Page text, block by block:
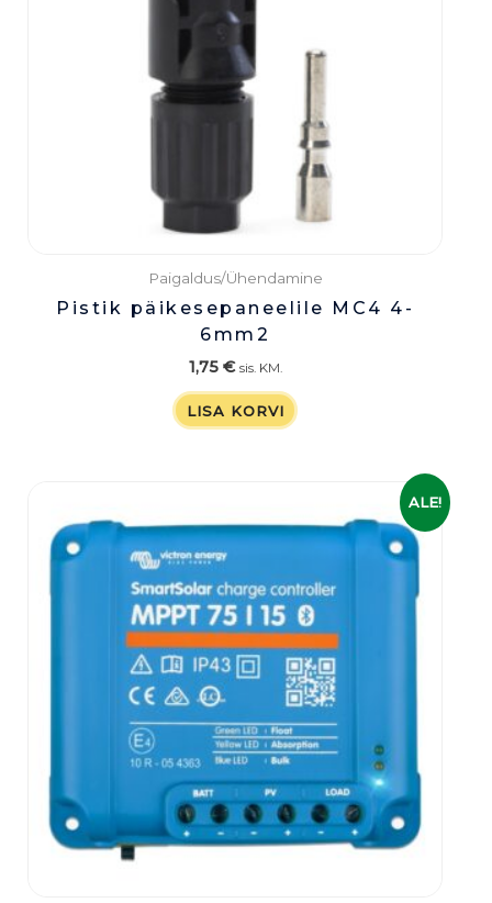
Paigaldus/Ühendamine
Pistik päikesepaneelile MC4 4-
6mm2
1,75 € sis. KM.
LISA KORVI
ALE!
oli:
89,00 €.
on: